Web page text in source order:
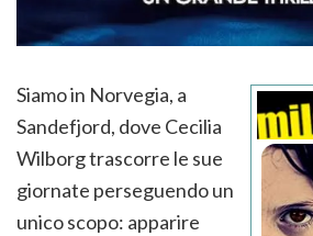
Siamo in Norvegia, a
Sandefjord, dove Cecilia
Wilborg trascorre le sue
giornate perseguendo un
unico scopo: apparire